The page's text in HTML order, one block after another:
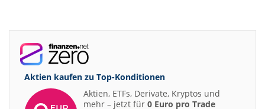
Aktien kaufen zu Top-Konditionen
Aktien, ETFs, Derivate, Kryptos und
mehr – jetzt für 0 Euro pro Trade